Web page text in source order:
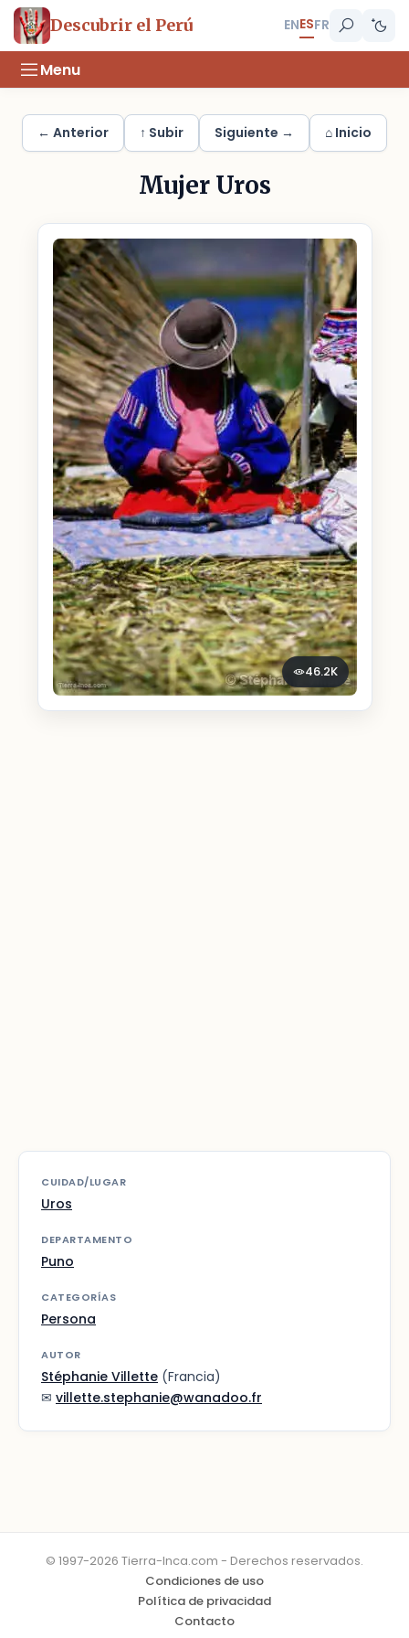
Descubrir el Perú ENESFR
Menu
← Anterior ↑ Subir Siguiente → ⌂ Inicio
Mujer Uros
46.2K
CUIDAD/LUGAR
Uros
DEPARTAMENTO
Puno
CATEGORÍAS
Persona
AUTOR
Stéphanie Villette (Francia)
✉ villette.stephanie@wanadoo.fr
© 1997-2026 Tierra-Inca.com - Derechos reservados.
Condiciones de uso
Política de privacidad
Contacto